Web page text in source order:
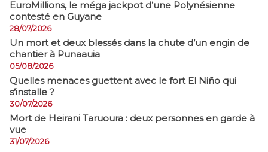
EuroMillions, ​le méga jackpot d’une Polynésienne
contesté en Guyane
28/07/2026
​Un mort et deux blessés dans la chute d’un engin de
chantier à Punaauia
05/08/2026
Quelles menaces guettent avec le fort El Niño qui
s’installe ?
30/07/2026
Mort de Heirani Taruoura : deux personnes en garde à
vue
31/07/2026